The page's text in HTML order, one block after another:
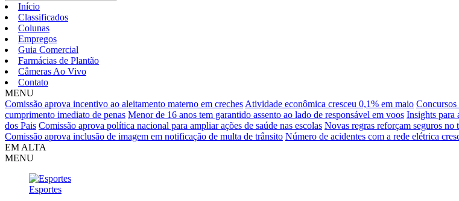
Início
Classificados
Colunas
Empregos
Guia Comercial
Farmácias de Plantão
Câmeras Ao Vivo
Contato
MENU
Comissão aprova incentivo ao aleitamento materno em creches Atividade econômica cresceu 0,1% em maio
cumprimento imediato de penas Menor de 16 anos tem garantido assento ao lado de responsável em voos Insights para
dos Pais Comissão aprova política nacional para ampliar ações de saúde nas escolas Novas regras reforçam seguros no
Comissão aprova inclusão de imagem em notificação de multa de trânsito Número de acidentes com a rede elétrica
EM ALTA
MENU
Esportes